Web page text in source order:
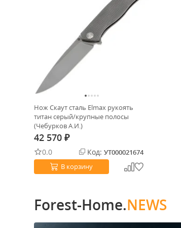
Нож Скаут сталь Elmax рукоять
титан серый/крупные полосы
(Чебурков А.И.)
42 570 ₽
0.0 Код: УТ000021674
В корзину
Forest-Home.NEWS